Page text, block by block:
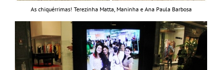
As chiquérrimas! Terezinha Matta, Maninha e Ana Paula Barbosa